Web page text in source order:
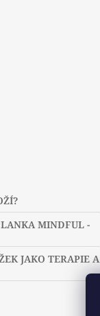
MINDFUL -
JAKO TERAPIE A